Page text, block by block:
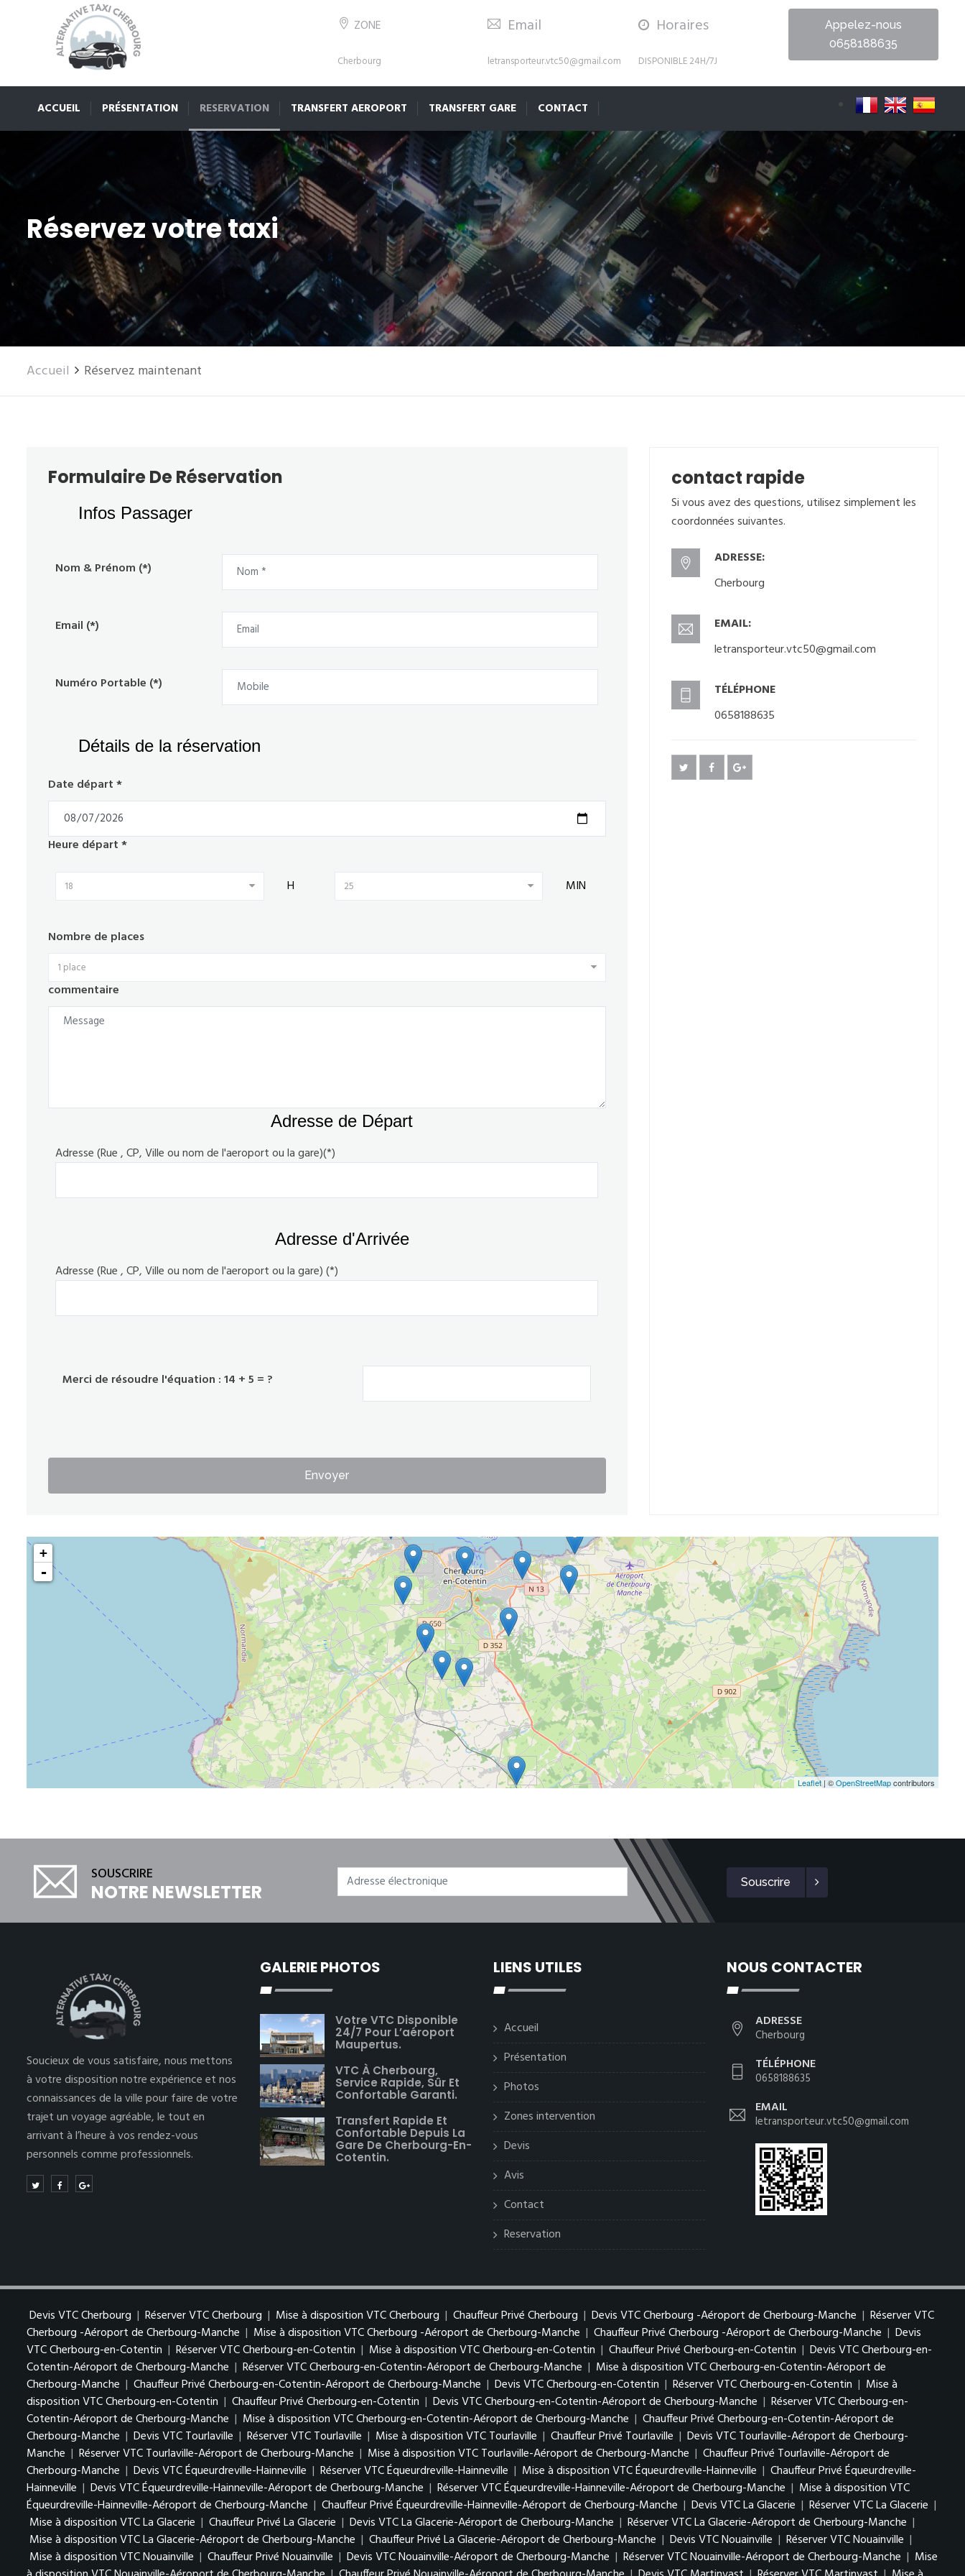
ZONE
Cherbourg
Email
letransporteur.vtc50@gmail.com
Horaires
DISPONIBLE 24H/7J
Appelez-nous
0658188635
ACCUEIL PRÉSENTATION RESERVATION TRANSFERT AEROPORT TRANSFERT GARE CONTACT
Réservez votre taxi
Accueil Réservez maintenant
Formulaire De Réservation
Infos Passager
Nom & Prénom (*)
Email (*)
Numéro Portable (*)
Détails de la réservation
Date départ *
Heure départ *
18 H 25 MIN
Nombre de places
1 place
commentaire
Adresse de Départ
Adresse (Rue , CP, Ville ou nom de l'aeroport ou la gare)(*)
Adresse d'Arrivée
Adresse (Rue , CP, Ville ou nom de l'aeroport ou la gare) (*)
Merci de résoudre l'équation : 14 + 5 = ?
Envoyer
contact rapide
Si vous avez des questions, utilisez simplement les
coordonnées suivantes.
ADRESSE:
Cherbourg
EMAIL:
letransporteur.vtc50@gmail.com
TÉLÉPHONE
0658188635
+
-
Leaflet | ©OpenStreetMapcontributors
SOUSCRIRE
NOTRE NEWSLETTER Souscrire
Soucieux de vous satisfaire, nous mettons
à votre disposition notre expérience et nos
connaissances de la ville pour faire de votre
trajet un voyage agréable, le tout en
arrivant à l’heure à vos rendez-vous
personnels comme professionnels.
GALERIE PHOTOS
Votre VTC Disponible
24/7 Pour L’aéroport
Maupertus.
VTC À Cherbourg,
Service Rapide, Sûr Et
Confortable Garanti.
Transfert Rapide Et
Confortable Depuis La
Gare De Cherbourg-En-
Cotentin.
LIENS UTILES
Accueil
Présentation
Photos
Zones intervention
Devis
Avis
Contact
Reservation
NOUS CONTACTER
ADRESSE
Cherbourg
TÉLÉPHONE
0658188635
EMAIL
letransporteur.vtc50@gmail.com
Devis VTC Cherbourg | Réserver VTC Cherbourg | Mise à disposition VTC Cherbourg | Chauffeur Privé Cherbourg | Devis VTC Cherbourg -Aéroport de Cherbourg-Manche | Réserver VTC
Cherbourg -Aéroport de Cherbourg-Manche | Mise à disposition VTC Cherbourg -Aéroport de Cherbourg-Manche | Chauffeur Privé Cherbourg -Aéroport de Cherbourg-Manche | Devis
VTC Cherbourg-en-Cotentin | Réserver VTC Cherbourg-en-Cotentin | Mise à disposition VTC Cherbourg-en-Cotentin | Chauffeur Privé Cherbourg-en-Cotentin | Devis VTC Cherbourg-en-
Cotentin-Aéroport de Cherbourg-Manche | Réserver VTC Cherbourg-en-Cotentin-Aéroport de Cherbourg-Manche | Mise à disposition VTC Cherbourg-en-Cotentin-Aéroport de
Cherbourg-Manche | Chauffeur Privé Cherbourg-en-Cotentin-Aéroport de Cherbourg-Manche | Devis VTC Cherbourg-en-Cotentin | Réserver VTC Cherbourg-en-Cotentin | Mise à
disposition VTC Cherbourg-en-Cotentin | Chauffeur Privé Cherbourg-en-Cotentin | Devis VTC Cherbourg-en-Cotentin-Aéroport de Cherbourg-Manche | Réserver VTC Cherbourg-en-
Cotentin-Aéroport de Cherbourg-Manche | Mise à disposition VTC Cherbourg-en-Cotentin-Aéroport de Cherbourg-Manche | Chauffeur Privé Cherbourg-en-Cotentin-Aéroport de
Cherbourg-Manche | Devis VTC Tourlaville | Réserver VTC Tourlaville | Mise à disposition VTC Tourlaville | Chauffeur Privé Tourlaville | Devis VTC Tourlaville-Aéroport de Cherbourg-
Manche | Réserver VTC Tourlaville-Aéroport de Cherbourg-Manche | Mise à disposition VTC Tourlaville-Aéroport de Cherbourg-Manche | Chauffeur Privé Tourlaville-Aéroport de
Cherbourg-Manche | Devis VTC Équeurdreville-Hainneville | Réserver VTC Équeurdreville-Hainneville | Mise à disposition VTC Équeurdreville-Hainneville | Chauffeur Privé Équeurdreville-
Hainneville | Devis VTC Équeurdreville-Hainneville-Aéroport de Cherbourg-Manche | Réserver VTC Équeurdreville-Hainneville-Aéroport de Cherbourg-Manche | Mise à disposition VTC
Équeurdreville-Hainneville-Aéroport de Cherbourg-Manche | Chauffeur Privé Équeurdreville-Hainneville-Aéroport de Cherbourg-Manche | Devis VTC La Glacerie | Réserver VTC La Glacerie |
Mise à disposition VTC La Glacerie | Chauffeur Privé La Glacerie | Devis VTC La Glacerie-Aéroport de Cherbourg-Manche | Réserver VTC La Glacerie-Aéroport de Cherbourg-Manche |
Mise à disposition VTC La Glacerie-Aéroport de Cherbourg-Manche | Chauffeur Privé La Glacerie-Aéroport de Cherbourg-Manche | Devis VTC Nouainville | Réserver VTC Nouainville |
Mise à disposition VTC Nouainville | Chauffeur Privé Nouainville | Devis VTC Nouainville-Aéroport de Cherbourg-Manche | Réserver VTC Nouainville-Aéroport de Cherbourg-Manche | Mise